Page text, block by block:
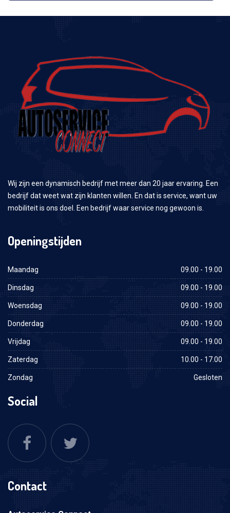
Wij zijn een dynamisch bedrijf met meer dan 20 jaar ervaring. Een
bedrijf dat weet wat zijn klanten willen. En dat is service, want uw
mobiliteit is ons doel. Een bedrijf waar service nog gewoon is.
Openingstijden
Maandag 09.00 - 19.00
Dinsdag 09.00 - 19.00
Woensdag 09.00 - 19.00
Donderdag 09.00 - 19.00
Vrijdag 09.00 - 19.00
Zaterdag 10.00 - 17.00
Zondag Gesloten
Social
Contact